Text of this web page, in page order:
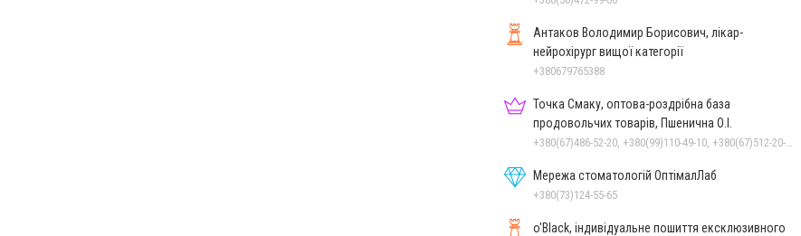
Антаков Володимир Борисович, лікар-
нейрохірург вищої категорії
+380679765388
Точка Смаку, оптова-роздрібна база
продовольчих товарів, Пшенична О.І.
Мережа стоматологій ОптімалЛаб
+380(73)124-55-65
o'Black, індивідуальне пошиття ексклюзивного